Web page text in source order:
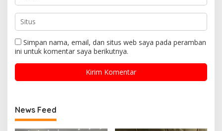
Simpan nama, email, dan situs web saya pada peramban
ini untuk komentar saya berikutnya.
News Feed